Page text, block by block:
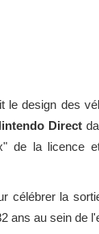
le design des
Direct
de la licence
célébrer la
ans au sein de